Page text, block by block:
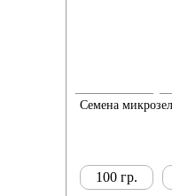
Семена
100 гр.